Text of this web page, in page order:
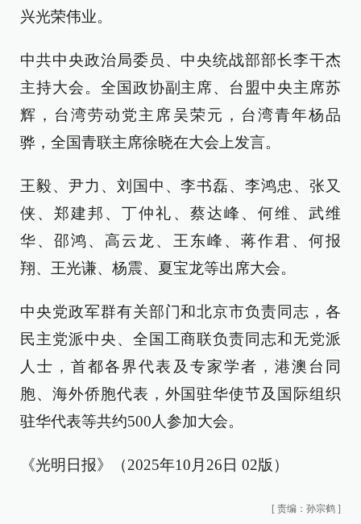
兴光荣伟业。
中共中央政治局委员、中央统战部部长李干杰
主持大会。全国政协副主席、台盟中央主席苏
辉，台湾劳动党主席吴荣元，台湾青年杨品
骅，全国青联主席徐晓在大会上发言。
王毅、尹力、刘国中、李书磊、李鸿忠、张又
侠、郑建邦、丁仲礼、蔡达峰、何维、武维
华、邵鸿、高云龙、王东峰、蒋作君、何报
翔、王光谦、杨震、夏宝龙等出席大会。
中央党政军群有关部门和北京市负责同志，各
民主党派中央、全国工商联负责同志和无党派
人士，首都各界代表及专家学者，港澳台同
胞、海外侨胞代表，外国驻华使节及国际组织
驻华代表等共约500人参加大会。
《光明日报》（2025年10月26日 02版）
[ 责编：孙宗鹤 ]